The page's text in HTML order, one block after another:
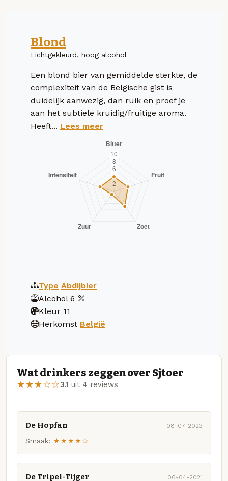
Blond
Lichtgekleurd, hoog alcohol
Een blond bier van gemiddelde sterkte, de
complexiteit van de Belgische gist is
duidelijk aanwezig, dan ruik en proef je
aan het subtiele kruidig/fruitige aroma.
Heeft... Lees meer
Type Abdijbier
Alcohol 6
Kleur 11
Herkomst België
Wat drinkers zeggen over Sjtoer
★★★☆☆3.1 uit 4 reviews
De Hopfan 08-07-2023
Smaak: ★★★★☆
De Tripel-Tijger 06-04-2021